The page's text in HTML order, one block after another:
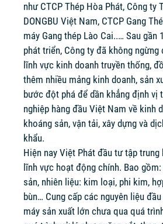
như CTCP Thép Hòa Phát, Công ty
DONGBU Việt Nam, CTCP Gang
máy Gang thép Lào Cai..… Sau gần
phát triển, Công ty đã không ngừng
lĩnh vực kinh doanh truyền thống,
thêm nhiều mảng kinh doanh, sản
bước đột phá để dần khẳng định vị
nghiệp hàng đầu Việt Nam về kinh
khoáng sản, vận tải, xây dựng và
khẩu.
Hiện nay Việt Phát đầu tư tập trung
lĩnh vực hoạt động chính. Bao
sản, nhiên liệu: kim loại, phi kim,
bùn… Cung cấp các nguyên liệu
máy sản xuất lớn chưa qua quá